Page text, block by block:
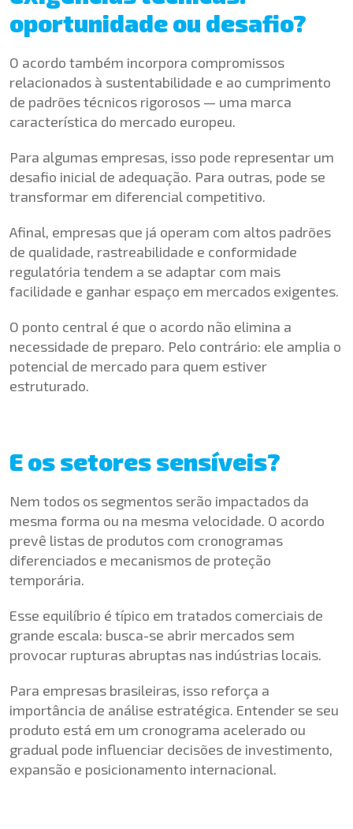
oportunidade ou desafio?
O acordo também incorpora compromissos
relacionados à sustentabilidade e ao cumprimento
de padrões técnicos rigorosos — uma marca
característica do mercado europeu.
Para algumas empresas, isso pode representar um
desafio inicial de adequação. Para outras, pode se
transformar em diferencial competitivo.
Afinal, empresas que já operam com altos padrões
de qualidade, rastreabilidade e conformidade
regulatória tendem a se adaptar com mais
facilidade e ganhar espaço em mercados exigentes.
O ponto central é que o acordo não elimina a
necessidade de preparo. Pelo contrário: ele amplia o
potencial de mercado para quem estiver
estruturado.
E os setores sensíveis?
Nem todos os segmentos serão impactados da
mesma forma ou na mesma velocidade. O acordo
prevê listas de produtos com cronogramas
diferenciados e mecanismos de proteção
temporária.
Esse equilíbrio é típico em tratados comerciais de
grande escala: busca-se abrir mercados sem
provocar rupturas abruptas nas indústrias locais.
Para empresas brasileiras, isso reforça a
importância de análise estratégica. Entender se seu
produto está em um cronograma acelerado ou
gradual pode influenciar decisões de investimento,
expansão e posicionamento internacional.